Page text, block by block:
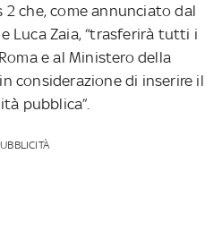
che, come annunciato dal
Luca Zaia, “trasferirà tutti i
e al Ministero della
considerazione di inserire il
pubblica”.